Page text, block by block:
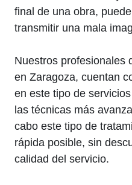
final de una obra,
transmitir una mala
Nuestros profesionales
en Zaragoza, cuentan
en este tipo de
las técnicas más
cabo este tipo de
rápida posible, sin
calidad del servicio.